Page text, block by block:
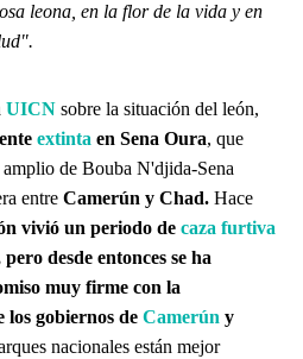
leona, en la flor de la vida y en
UICN sobre la situación del león,
extinta en Sena Oura, que
de Bouba N'djida-Sena
entre Camerún y Chad. Hace
vivió un periodo de caza furtiva
desde entonces se ha
muy firme con la
los gobiernos de Camerún y
nacionales están mejor